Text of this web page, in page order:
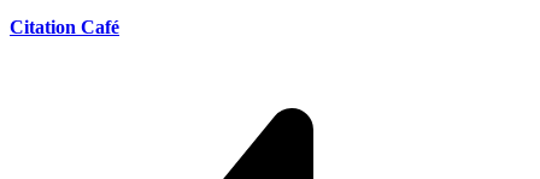
Citation Café